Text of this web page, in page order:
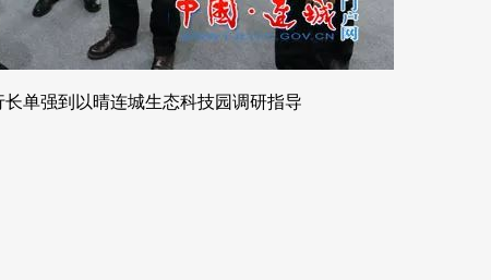
单强到以晴连城生态科技园调研指导